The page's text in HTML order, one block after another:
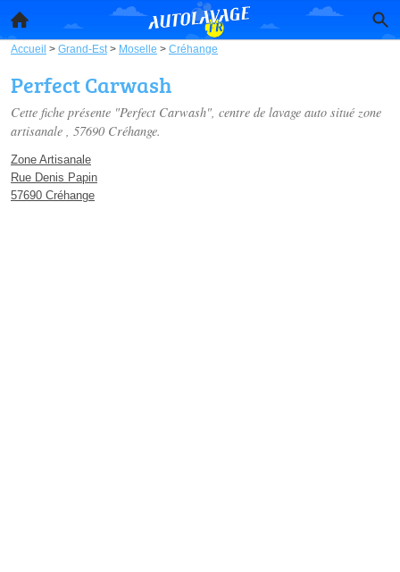
Accueil > Grand-Est > Moselle > Créhange
Perfect Carwash
Cette fiche présente "Perfect Carwash", centre de lavage auto situé zone
artisanale , 57690 Créhange.
Zone Artisanale
Rue Denis Papin
57690 Créhange